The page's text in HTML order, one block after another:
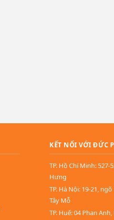
KẾT NỐI VỚI ĐỨC
TP. Hồ Chí Minh:
Hưng
TP. Hà Nội: 19-21,
Tây Mỗ
TP. Huế: 04 Phan